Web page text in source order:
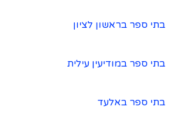
בתי ספר בראשון לציון
בתי ספר במודיעין עילית
בתי ספר באלעד